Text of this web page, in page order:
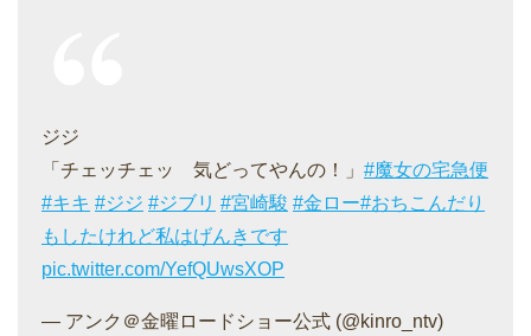
ジジ
「チェッチェッ 気どってやんの！」 #魔女の宅急便
#キキ #ジジ #ジブリ #宮崎駿 #金ロー#おちこんだり
もしたけれど私はげんきです
pic.twitter.com/YefQUwsXOP
— アンク＠金曜ロードショー公式 (@kinro_ntv)